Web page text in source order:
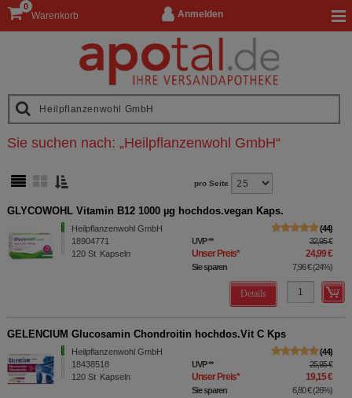
Anmelden
Warenkorb
0
Sie suchen nach: „Heilpflanzenwohl GmbH“
pro Seite
GLYCOWOHL Vitamin B12 1000 µg hochdos.vegan Kaps.
Heilpflanzenwohl GmbH
18904771
120 St Kapseln
44
UVP** 32,95 €
Unser Preis* 24,99 €
Sie sparen 7,96 €(24%)
Details
GELENCIUM Glucosamin Chondroitin hochdos.Vit C Kps
Heilpflanzenwohl GmbH
18438518
120 St Kapseln
44
UVP** 25,95 €
Unser Preis* 19,15 €
Sie sparen 6,80 €(26%)